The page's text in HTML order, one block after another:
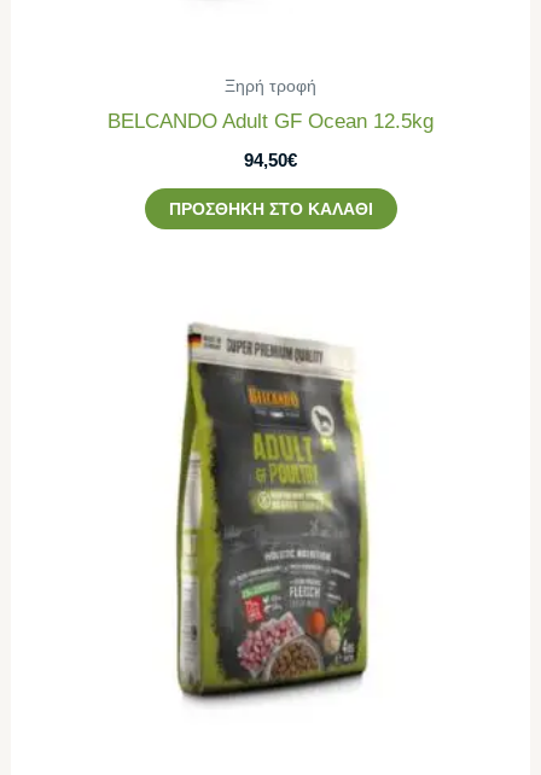
Ξηρή τροφή
BELCANDO Adult GF Ocean 12.5kg
94,50€
ΠΡΟΣΘΉΚΗ ΣΤΟ ΚΑΛΆΘΙ